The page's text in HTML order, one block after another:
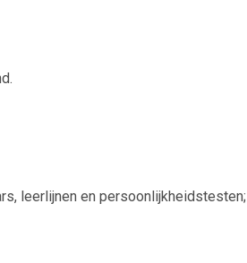
leerlijnen en persoonlijkheidstesten;